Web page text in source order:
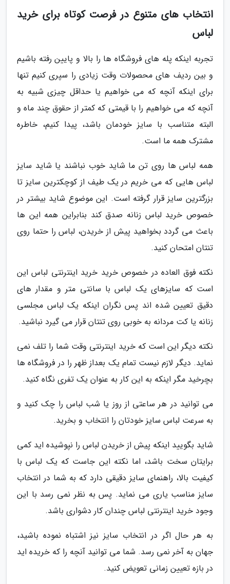
انتخاب های متنوع در فرصت کوتاه برای خرید
لباس
تجربه اینکه پله های فروشگاه ها را بالا و پایین رفته باشیم
و بین ردیف های محصولات وقت زیادی را سپری کنیم تنها
برای اینکه آنچه که می خواهیم یا حداقل چیزی شبیه به
آنچه که می خواهیم را با قیمتی که کمتر از حقوق چند ماه و
البته متناسب با سایز خودمان باشد، پیدا کنیم، خاطره
مشترک همه ما است.
همه لباس ها روی تن ما شاید خوب نباشند یا شاید سایز
لباس هایی که می خریم در یک طیف از کوچکترین سایز تا
بزرگترین سایز قرار گرفته است. این موضوع شاید بیشتر در
خصوص خرید لباس زنانه صدق کند بنابراین همه این ها
باعث می گردد بخواهید پیش از خریدن، لباس را حتما روی
تنتان امتحان کنید.
نکته فوق العاده در خصوص خرید خرید اینترنتی لباس این
است که سایزهای یک لباس با سانتی متر و مقدار های
دقیق تعیین شده اند پس نگران اینکه یک لباس مجلسی
زنانه یا کت مردانه به خوبی روی تنتان قرار می گیرد نباشید.
نکته دیگر این است که خرید اینترنتی وقت شما را تلف نمی
نماید. دیگر لازم نیست تمام یک بعداز ظهر را در فروشگاه ها
بچرخید مگر اینکه به این کار به عنوان یک تفری نگاه کنید.
می توانید در هر ساعتی از روز یا شب لباس را چک کنید و
به سرعت لباس سایز خودتان را انتخاب و بخرید.
شاید بگویید اینکه پیش از خریدن لباس را نپوشیده اید کمی
برایتان سخت باشد، اما نکته این جاست که یک لباس با
کیفیت بالا، راهنمای سایز دقیقی دارد که به شما در انتخاب
سایز مناسب یاری می نماید. پس به نظر نمی رسد با این
وجود خرید اینترنتی لباس چندان کار دشواری باشد.
به هر حال اگر در انتخاب سایز نیز اشتباه نموده باشید،
جهان به آخر نمی رسد. شما می توانید آنچه را که خریده اید
در بازه تعیین زمانی تعویض کنید.